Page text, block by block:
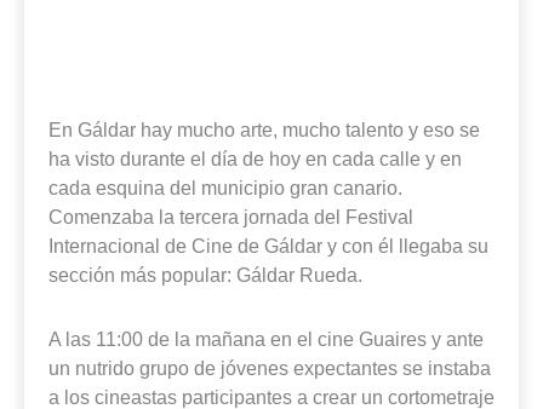
En Gáldar hay mucho arte, mucho talento y eso se
ha visto durante el día de hoy en cada calle y en
cada esquina del municipio gran canario.
Comenzaba la tercera jornada del Festival
Internacional de Cine de Gáldar y con él llegaba su
sección más popular: Gáldar Rueda.
A las 11:00 de la mañana en el cine Guaires y ante
un nutrido grupo de jóvenes expectantes se instaba
a los cineastas participantes a crear un cortometraje